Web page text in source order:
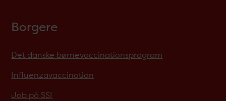
Borgere
Det danske børnevaccinationsprogram
Influenzavaccination
Job på SSI